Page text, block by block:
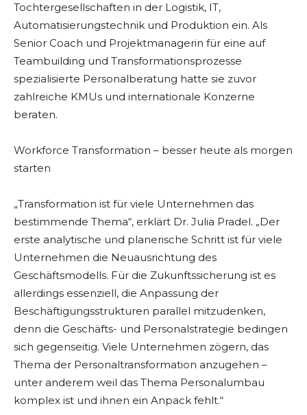
Tochtergesellschaften in der Logistik, IT,
Automatisierungstechnik und Produktion ein. Als
Senior Coach und Projektmanagerin für eine auf
Teambuilding und Transformationsprozesse
spezialisierte Personalberatung hatte sie zuvor
zahlreiche KMUs und internationale Konzerne
beraten.
Workforce Transformation – besser heute als morgen
starten
„Transformation ist für viele Unternehmen das
bestimmende Thema“, erklärt Dr. Julia Pradel. „Der
erste analytische und planerische Schritt ist für viele
Unternehmen die Neuausrichtung des
Geschäftsmodells. Für die Zukunftssicherung ist es
allerdings essenziell, die Anpassung der
Beschäftigungsstrukturen parallel mitzudenken,
denn die Geschäfts- und Personalstrategie bedingen
sich gegenseitig. Viele Unternehmen zögern, das
Thema der Personaltransformation anzugehen –
unter anderem weil das Thema Personalumbau
komplex ist und ihnen ein Anpack fehlt.“